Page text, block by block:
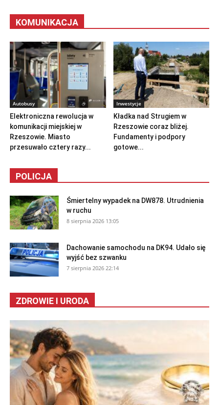
KOMUNIKACJA
Autobusy
Elektroniczna rewolucja w
komunikacji miejskiej w
Rzeszowie. Miasto
przesuwało cztery razy...
Inwestycje
Kładka nad Strugiem w
Rzeszowie coraz bliżej.
Fundamenty i podpory
gotowe...
POLICJA
Śmiertelny wypadek na DW878. Utrudnienia
w ruchu
8 sierpnia 2026 13:05
Dachowanie samochodu na DK94. Udało się
wyjść bez szwanku
7 sierpnia 2026 22:14
ZDROWIE I URODA